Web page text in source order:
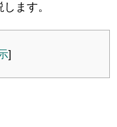
ます。
]